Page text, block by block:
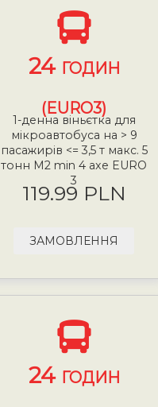
24 ГОДИН
(EURO3)
1-денна віньєтка для
мікроавтобуса на > 9
пасажирів <= 3,5 т макс. 5
тонн М2 min 4 axe EURO
3
119.99 PLN
ЗАМОВЛЕННЯ
24 ГОДИН